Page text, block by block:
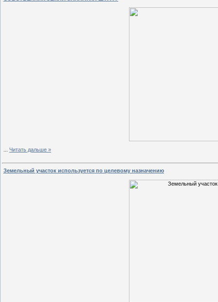
Читать дальше »
Земельный участок используется по целевому назначению